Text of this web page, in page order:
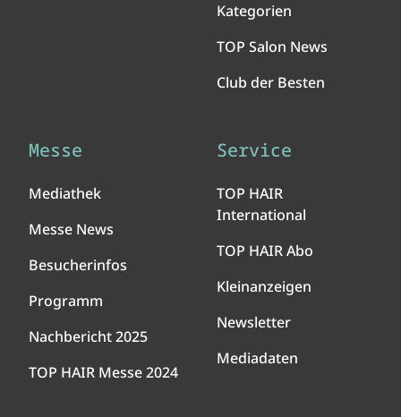
Kategorien
TOP Salon News
Club der Besten
Messe
Mediathek
Messe News
Besucherinfos
Programm
Nachbericht 2025
TOP HAIR Messe 2024
Service
TOP HAIR
International
TOP HAIR Abo
Kleinanzeigen
Newsletter
Mediadaten